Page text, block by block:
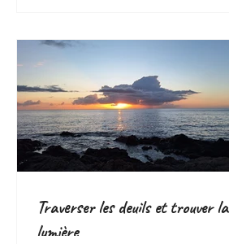
Traverser les deuils et trouver la
lumière